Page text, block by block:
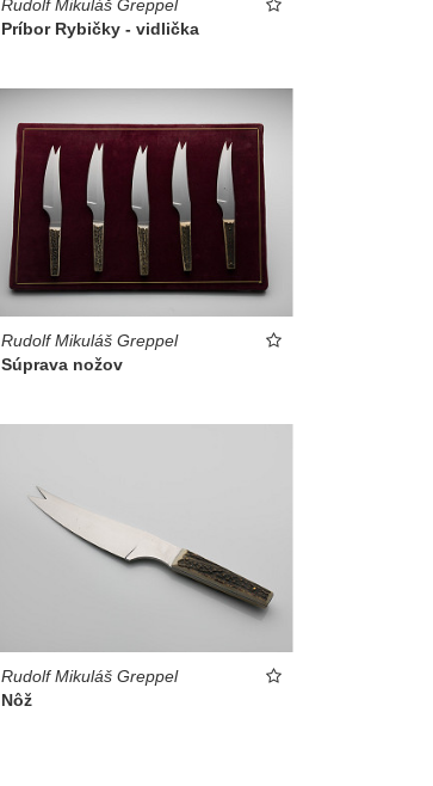
Rudolf Mikuláš Greppel
Príbor Rybičky - vidlička
Rudolf Mikuláš Greppel
Súprava nožov
Rudolf Mikuláš Greppel
Nôž